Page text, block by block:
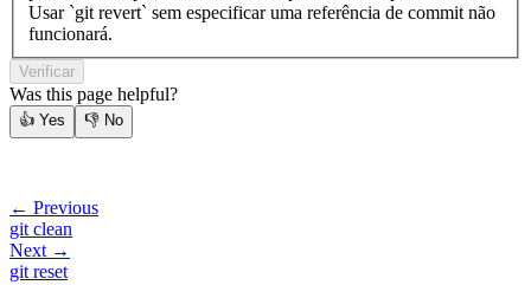
Usar `git revert` sem especificar uma referência de commit não
funcionará.
Verificar
Was this page helpful?
👍 Yes 👎 No
← Previous
git clean
Next →
git reset